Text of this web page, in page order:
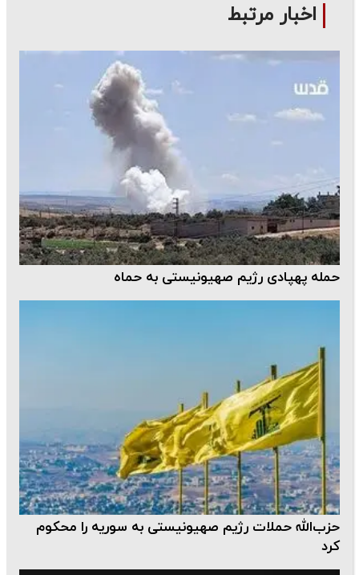
اخبار مرتبط
حمله پهپادی رژیم صهیونیستی به حماه
حزب‌الله حملات رژیم صهیونیستی به سوریه را محکوم
کرد